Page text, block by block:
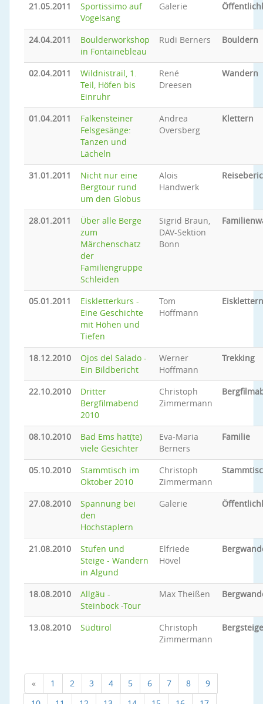
21.05.2011
Sportissimo auf
Vogelsang
Galerie
24.04.2011
Boulderworkshop
in Fontainebleau
Rudi Berners Bouldern
02.04.2011
Wildnistrail, 1.
Teil, Höfen bis
Einruhr
René
Dreesen
Wandern
01.04.2011
Falkensteiner
Felsgesänge:
Tanzen und
Lächeln
Andrea
Oversberg
Klettern
31.01.2011
Nicht nur eine
Bergtour rund
um den Globus
Alois
Handwerk
28.01.2011
Über alle Berge
zum
Märchenschatz
der
Familiengruppe
Schleiden
Sigrid Braun,
DAV-Sektion
Bonn
05.01.2011
Eiskletterkurs -
Eine Geschichte
mit Höhen und
Tiefen
Tom
Hoffmann
Eisklettern
18.12.2010
Ojos del Salado -
Ein Bildbericht
Werner
Hoffmann
Trekking
22.10.2010
Dritter
Bergfilmabend
2010
Christoph
Zimmermann
08.10.2010
Bad Ems hat(te)
viele Gesichter
Eva-Maria
Berners
Familie
05.10.2010
Stammtisch im
Oktober 2010
Christoph
Zimmermann
27.08.2010
Spannung bei
den
Hochstaplern
Galerie
21.08.2010
Stufen und
Steige - Wandern
in Algund
Elfriede
Hövel
18.08.2010
Allgäu -
Steinbock -Tour
Max Theißen
13.08.2010 Südtirol
Christoph
Zimmermann
« 1 2 3 4 5 6 7 8
9